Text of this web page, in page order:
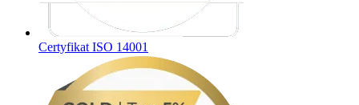
Certyfikat ISO 14001